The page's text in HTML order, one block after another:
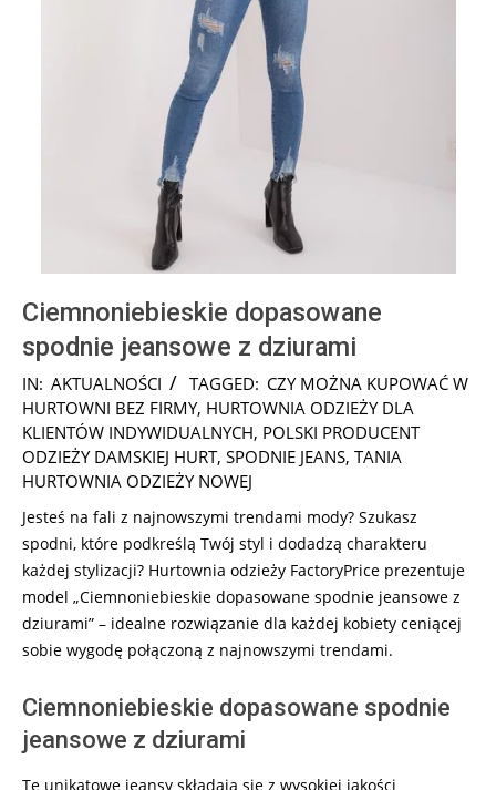
Ciemnoniebieskie dopasowane
spodnie jeansowe z dziurami
2024-
09-
16
IN: AKTUALNOŚCI TAGGED: CZY MOŻNA KUPOWAĆ W
HURTOWNI BEZ FIRMY, HURTOWNIA ODZIEŻY DLA
KLIENTÓW INDYWIDUALNYCH, POLSKI PRODUCENT
ODZIEŻY DAMSKIEJ HURT, SPODNIE JEANS, TANIA
HURTOWNIA ODZIEŻY NOWEJ
Jesteś na fali z najnowszymi trendami mody? Szukasz
spodni, które podkreślą Twój styl i dodadzą charakteru
każdej stylizacji? Hurtownia odzieży FactoryPrice prezentuje
model „Ciemnoniebieskie dopasowane spodnie jeansowe z
dziurami” – idealne rozwiązanie dla każdej kobiety ceniącej
sobie wygodę połączoną z najnowszymi trendami.
Ciemnoniebieskie dopasowane spodnie
jeansowe z dziurami
Te unikatowe jeansy składają się z wysokiej jakości